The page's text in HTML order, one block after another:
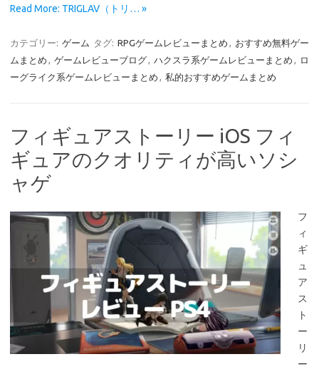
Read More: TRIGLAV（トリ… »
カテゴリー: ゲーム タグ: RPGゲームレビューまとめ , おすすめ無料ゲー
ムまとめ , ゲームレビューブログ, ハクスラ系ゲームレビューまとめ , ロ
ーグライク系ゲームレビューまとめ , 私的おすすめゲームまとめ
フィギュアストーリー iOS フィ
ギュアのクオリティが高いソシ
ャゲ
フ
ィ
ギ
ュ
ア
ス
ト
ー
リ
ー